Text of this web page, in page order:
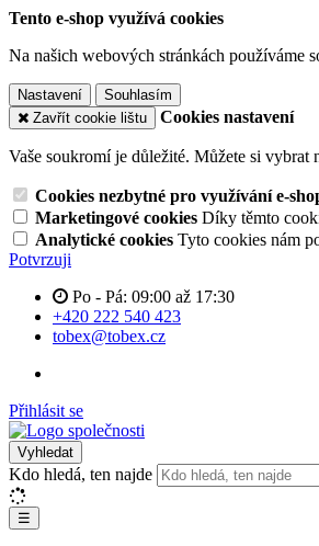
Tento e-shop využívá cookies
Na našich webových stránkách používáme
Nastavení
Souhlasím
Zavřít cookie lištu
Cookies nastavení
Vaše soukromí je důležité. Můžete si vybrat
Cookies nezbytné pro využívání e-
Marketingové cookies Díky těmto
Analytické cookies Tyto cookies nám
Potvrzuji
Po - Pá: 09:00 až 17:30
+420 222 540 423
tobex@tobex.cz
Přihlásit se
Vyhledat
Kdo hledá, ten najde
☰